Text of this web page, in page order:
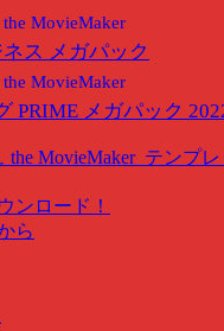
MovieMaker
ス メガパック
MovieMaker
PRIME メガパック
the MovieMakerテンプ
ンロード！
ら